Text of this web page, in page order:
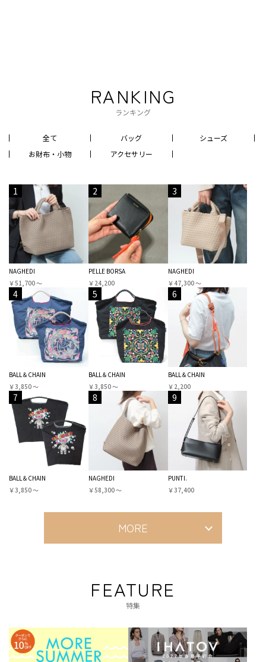
RANKING
ランキング
全て バッグ
シューズ
お財布・小物
アクセサリー
1
NAGHEDI
￥51,700 〜
2
PELLE BORSA
￥24,200
3
NAGHEDI
￥47,300 〜
4
BALL＆CHAIN
￥3,850 〜
5
BALL＆CHAIN
￥3,850 〜
6
BALL＆CHAIN
￥2,200
7
BALL＆CHAIN
￥3,850 〜
8
NAGHEDI
￥58,300 〜
9
PUNTI.
￥37,400
MORE
FEATURE
特集